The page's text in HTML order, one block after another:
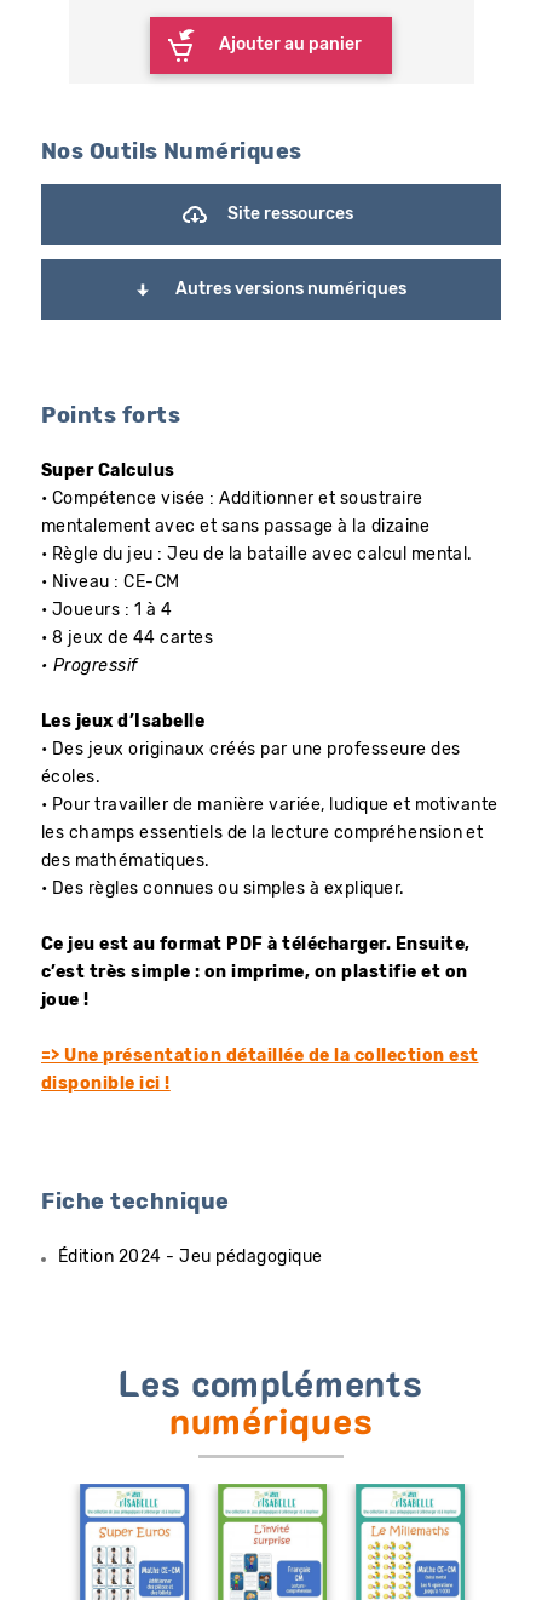
Ajouter au panier
Nos Outils Numériques
Site ressources
Autres versions numériques
Points forts
Super Calculus
• Compétence visée : Additionner et soustraire
mentalement avec et sans passage à la dizaine
• Règle du jeu : Jeu de la bataille avec calcul mental.
• Niveau : CE-CM
• Joueurs : 1 à 4
• 8 jeux de 44 cartes
• Progressif
Les jeux d’Isabelle​
• Des jeux originaux créés par une professeure des
écoles.
• Pour travailler de manière variée, ludique et motivante
les champs essentiels de la lecture compréhension et
des mathématiques.
• Des règles connues ou simples à expliquer.
Ce jeu est au format PDF à télécharger. Ensuite,
c’est très simple : on imprime, on plastifie et on
joue !
=> Une présentation détaillée de la collection est
disponible ici !
Fiche technique
Édition 2024 - Jeu pédagogique
Les compléments
numériques